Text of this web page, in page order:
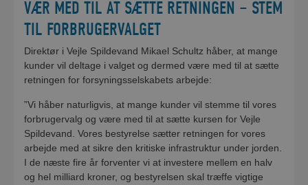
VÆR MED TIL AT SÆTTE RETNINGEN – STEM
TIL FORBRUGERVALGET
Direktør i Vejle Spildevand Mikael Schultz håber, at mange
kunder vil deltage i valget og dermed være med til at sætte
retningen for forsyningsselskabets arbejde:
”Vi håber naturligvis, at mange kunder vil stemme til vores
forbrugervalg og være med til at sætte kursen for Vejle
Spildevand. Vores bestyrelse sætter retningen for vores
arbejde med at sikre den kritiske infrastruktur under jorden.
I de næste fire år forventer vi at investere mellem en halv
og hel milliard kroner, og bestyrelsen skal træffe vigtige